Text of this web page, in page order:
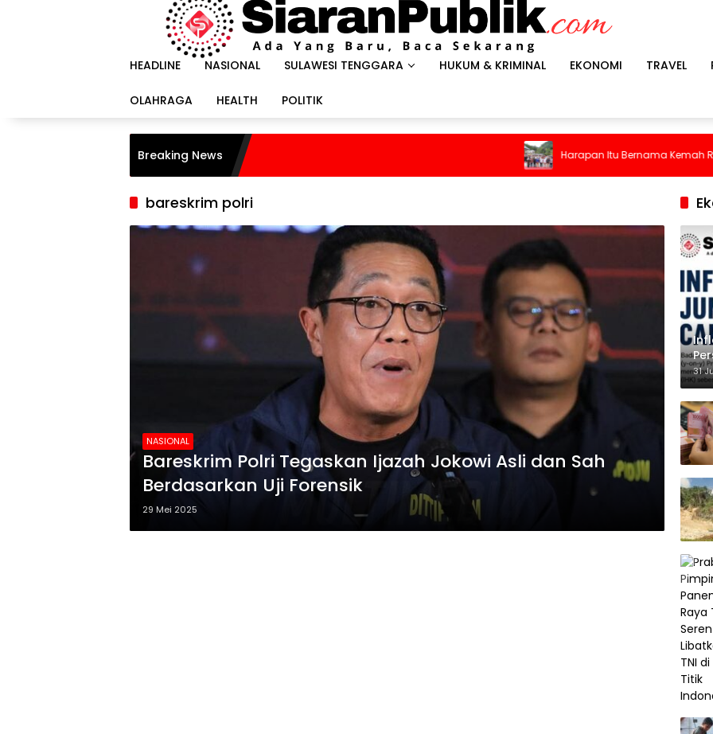
HEADLINE NASIONAL SULAWESI TENGGARA HUKUM & KRIMINAL EKONOMI TRAVEL
OLAHRAGA HEALTH POLITIK
Breaking News Harapan Itu Bernama Kemah Rakyat
bareskrim polri
NASIONAL
Bareskrim Polri Tegaskan Ijazah Jokowi Asli dan Sah
Berdasarkan Uji Forensik
29 Mei 2025
31